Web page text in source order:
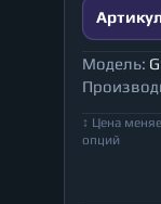
Модель:
↕ Цена
опций